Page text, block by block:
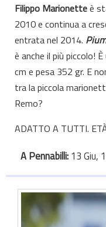
Filippo Marionetteè
2010 e continua a
entrata nel 2014.
è anche il più piccolo!
cm e pesa 352 gr. E
tra la piccola
Remo?
ADATTO A TUTTI.
A Pennabilli: 13 Giu,